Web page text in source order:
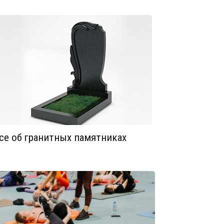
об гранитных памятниках